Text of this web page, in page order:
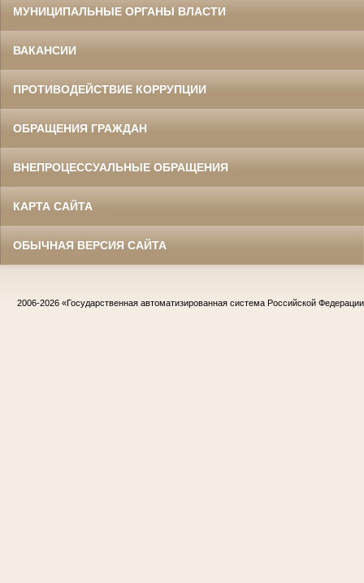
МУНИЦИПАЛЬНЫЕ ОРГАНЫ ВЛАСТИ
ВАКАНСИИ
ПРОТИВОДЕЙСТВИЕ КОРРУПЦИИ
ОБРАЩЕНИЯ ГРАЖДАН
ВНЕПРОЦЕССУАЛЬНЫЕ ОБРАЩЕНИЯ
КАРТА САЙТА
ОБЫЧНАЯ ВЕРСИЯ САЙТА
2006-2026 «Государственная автоматизированная система Российской